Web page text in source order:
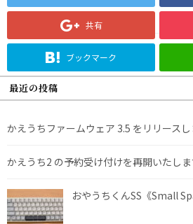
共有
ブックマーク
最近の投稿
かえうちファームウェア 3.5 をリリース
かえうち2 の予約受け付けを再開いたし
おやうちくんSS《Small